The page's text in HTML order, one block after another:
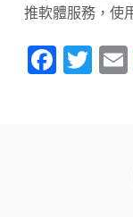
推軟體服務，使
F T